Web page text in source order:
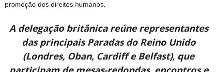
promoção dos direitos humanos.
A delegação britânica reúne representantes
das principais Paradas do Reino Unido
(Londres, Oban, Cardiff e Belfast), que